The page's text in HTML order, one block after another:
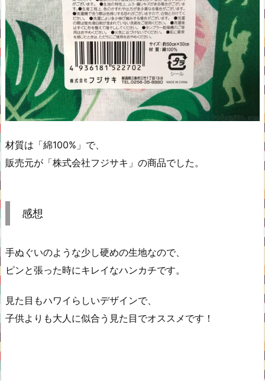
材質は「綿100%」で、
販売元が「株式会社フジサキ」の商品でした。
感想
手ぬぐいのような少し硬めの生地なので、
ピンと張った時にキレイなハンカチです。
見た目もハワイらしいデザインで、
子供よりも大人に似合う見た目でオススメです！